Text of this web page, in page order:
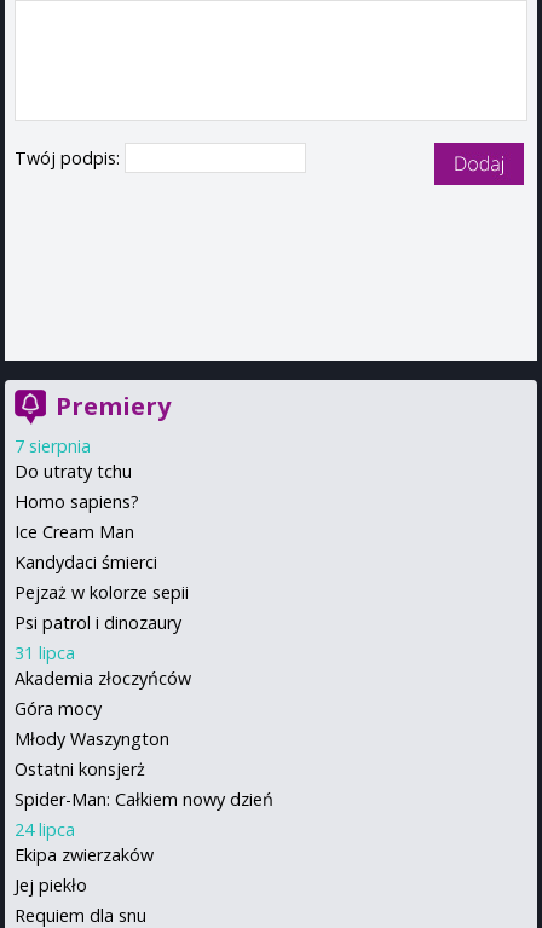
Twój podpis:
Premiery
7 sierpnia
Do utraty tchu
Homo sapiens?
Ice Cream Man
Kandydaci śmierci
Pejzaż w kolorze sepii
Psi patrol i dinozaury
31 lipca
Akademia złoczyńców
Góra mocy
Młody Waszyngton
Ostatni konsjerż
Spider-Man: Całkiem nowy dzień
24 lipca
Ekipa zwierzaków
Jej piekło
Requiem dla snu